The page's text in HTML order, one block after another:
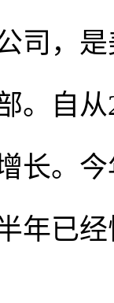
司，
。自
长。
年已